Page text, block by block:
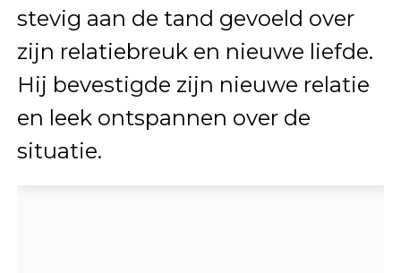
stevig aan de tand gevoeld over
zijn relatiebreuk en nieuwe liefde.
Hij bevestigde zijn nieuwe relatie
en leek ontspannen over de
situatie.